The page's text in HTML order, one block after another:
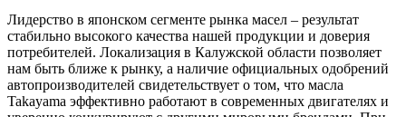
Лидерство в японском сегменте рынка масел – результат
стабильно высокого качества нашей продукции и доверия
потребителей. Локализация в Калужской области позволяет
нам быть ближе к рынку, а наличие официальных одобрений
автопроизводителей свидетельствует о том, что масла
Takayama эффективно работают в современных двигателях и